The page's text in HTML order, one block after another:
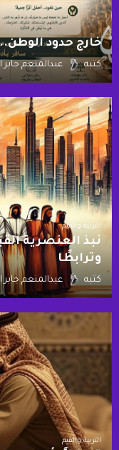
خارج حدود
كتبه عبدالمنعم جابر
التربية والقيم
نبذ العنصرية
وترابطًا
كتبه عبدالمنعم جابر
التربية والقيم